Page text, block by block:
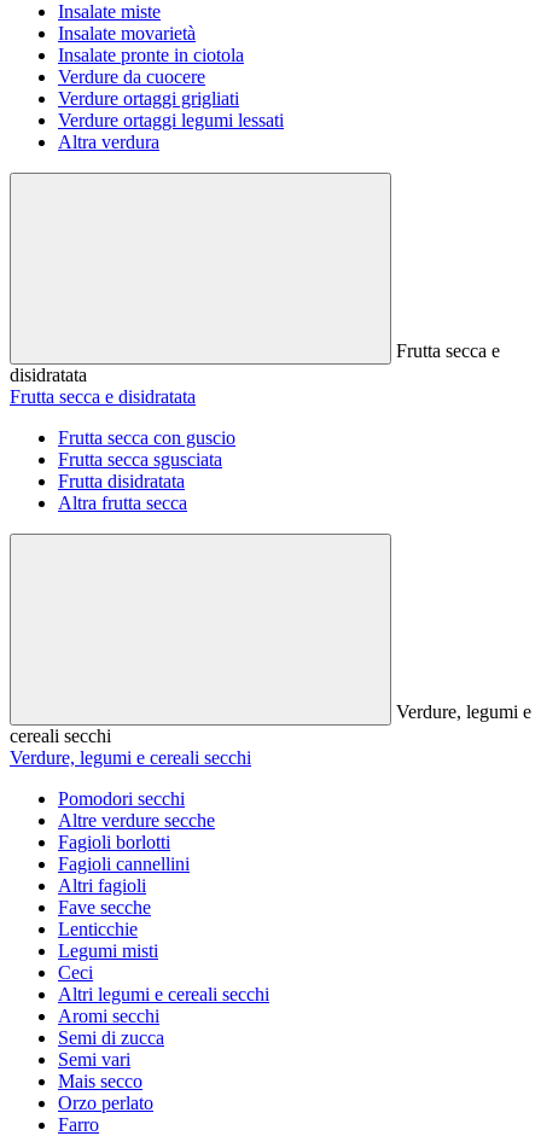
Insalate miste
Insalate movarietà
Insalate pronte in ciotola
Verdure da cuocere
Verdure ortaggi grigliati
Verdure ortaggi legumi lessati
Altra verdura
Frutta secca e
disidratata
Frutta secca e disidratata
Frutta secca con guscio
Frutta secca sgusciata
Frutta disidratata
Altra frutta secca
Verdure, legumi e
cereali secchi
Verdure, legumi e cereali secchi
Pomodori secchi
Altre verdure secche
Fagioli borlotti
Fagioli cannellini
Altri fagioli
Fave secche
Lenticchie
Legumi misti
Ceci
Altri legumi e cereali secchi
Aromi secchi
Semi di zucca
Semi vari
Mais secco
Orzo perlato
Farro